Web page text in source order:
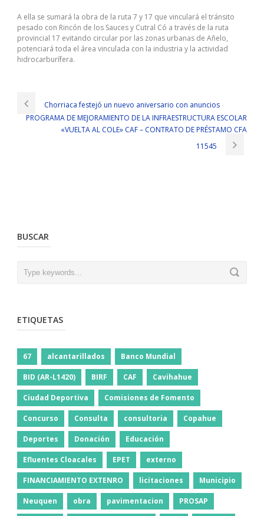
A ella se sumará la obra de la ruta 7 y 17 que vinculará el tránsito
pesado con Rincón de los Sauces y Cutral Có a través de la ruta
provincial 17 evitando circular por las zonas urbanas de Añelo,
potenciará toda el área vinculada con la industria y la actividad
hidrocarburífera.
Chorriaca festejó un nuevo aniversario con anuncios
PROGRAMA DE MEJORAMIENTO DE LA INFRAESTRUCTURA ESCOLAR
«VUELTA AL COLE» CAF – CONTRATO DE PRÉSTAMO CFA
11545
BUSCAR
ETIQUETAS
67 alcantarillados Banco Mundial
BID (AR-L1420) BIRF CAF Cavihahue
Ciudad Deportiva Comisiones de Fomento
Concurso Consulta consultoria Copahue
Deportes Donación Educación
Efluentes Cloacales EPET externo
FINANCIAMIENTO EXTENRO licitaciones Municipio
Neuquen obra pavimentacion PROSAP